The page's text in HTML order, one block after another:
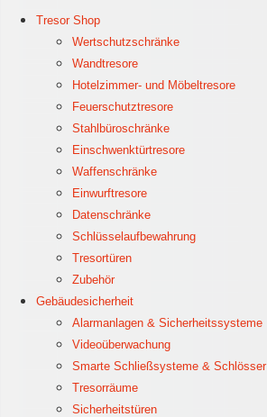
Tresor Shop
Wertschutzschränke
Wandtresore
Hotelzimmer- und Möbeltresore
Feuerschutztresore
Stahlbüroschränke
Einschwenktürtresore
Waffenschränke
Einwurftresore
Datenschränke
Schlüsselaufbewahrung
Tresortüren
Zubehör
Gebäudesicherheit
Alarmanlagen & Sicherheitssysteme
Videoüberwachung
Smarte Schließsysteme & Schlösser
Tresorräume
Sicherheitstüren